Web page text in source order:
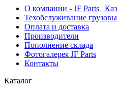
О компании - JF Parts |
Техобслуживание
Оплата и доставка
Производители
Пополнение склада
Фотогалерея JF Parts
Контакты
Каталог